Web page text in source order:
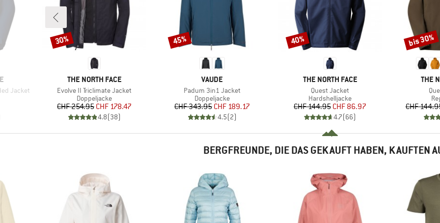
Jacket
MARKE
THE NORTH FACE
Artikel
Evolve II Triclimate Jacket
Produktgruppe
Doppeljacke
Preis
CHF 254.95reduzierter Preis
CHF 178.47
4.8(38)
Rabatt
30%
MARKE
VAUDE
Artikel
Padum 3in1 Jacket
Produktgruppe
Doppeljacke
Preis
CHF 343.95reduzierter Preis
CHF 189.17
4.5(2)
Rabatt
45%
MARKE
THE NORTH FACE
Artikel
Quest Jacket
Produktgruppe
Hardshelljacke
Preis
CHF 144.95reduzierter Preis
CHF 86.97
4.7(66)
Rabatt
40%
THE
CHF
Rabatt
bis 30%
BERGFREUNDE, DIE DAS GEKAUFT HABEN, KAUFTEN